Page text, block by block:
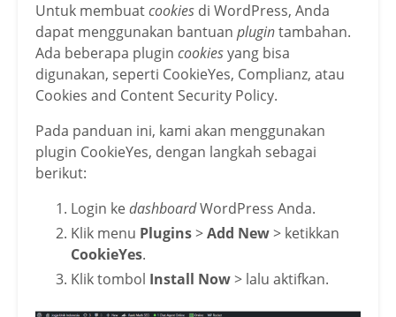
Untuk membuatcookies di WordPress, Anda
dapat menggunakan bantuan plugintambahan.
Ada beberapa plugin cookiesyang bisa
digunakan, seperti CookieYes, Complianz, atau
Cookies and Content Security Policy.
Pada panduan ini, kami akan menggunakan
plugin CookieYes, dengan langkah sebagai
berikut:
Login kedashboardWordPress Anda.
Klik menu Plugins>Add New> ketikkan
CookieYes.
Klik tombol Install Now> lalu aktifkan.